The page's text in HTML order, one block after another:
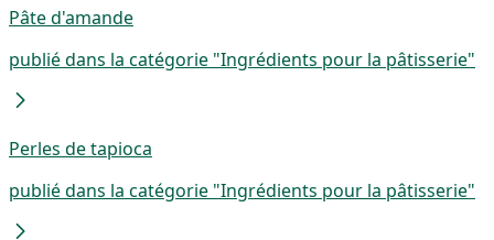
Pâte d'amande
publié dans la catégorie "Ingrédients pour la pâtisserie"
Perles de tapioca
publié dans la catégorie "Ingrédients pour la pâtisserie"